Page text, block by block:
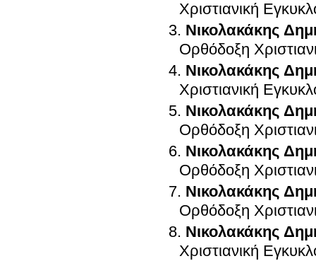
Χριστιανική
Νικολακάκης
Ορθόδοξη
Νικολακάκης
Χριστιανική
Νικολακάκης
Ορθόδοξη
Νικολακάκης
Ορθόδοξη
Νικολακάκης
Ορθόδοξη
Νικολακάκης
Χριστιανική